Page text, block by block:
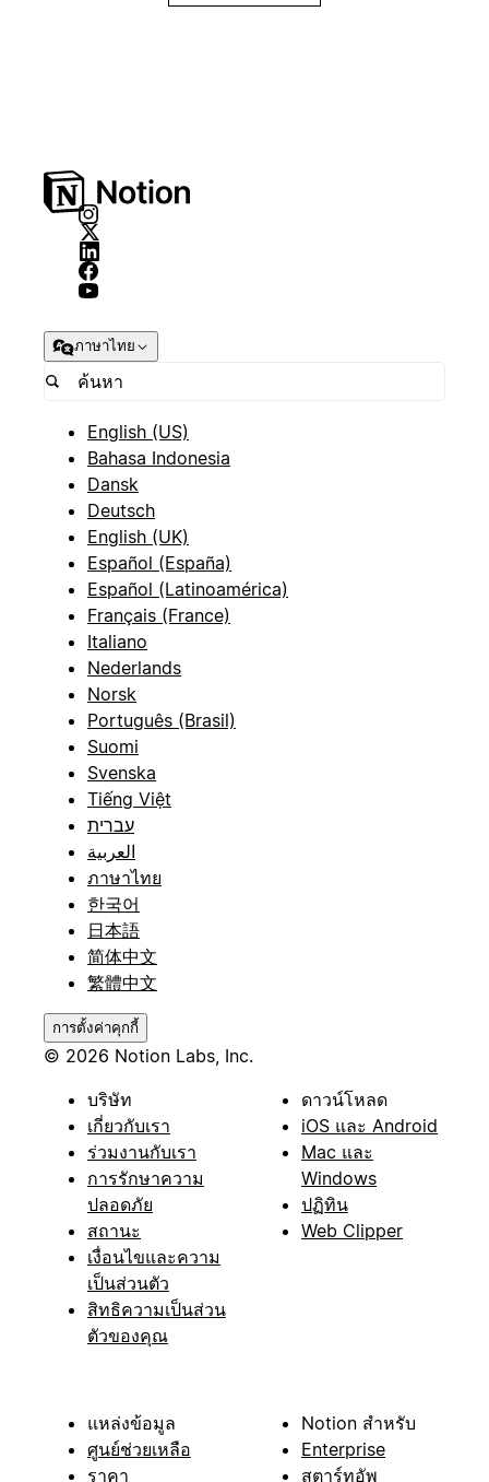
ภาษาไทย
English (US)
Bahasa Indonesia
Dansk
Deutsch
English (UK)
Español (España)
Español (Latinoamérica)
Français (France)
Italiano
Nederlands
Norsk
Português (Brasil)
Suomi
Svenska
Tiếng Việt
עברית
العربية
ภาษาไทย
한국어
日本語
简体中文
繁體中文
การตั้งค่าคุกกี้
© 2026 Notion Labs, Inc.
บริษัท
เกี่ยวกับเรา
ร่วมงานกับเรา
การรักษาความ
ปลอดภัย
สถานะ
เงื่อนไขและความ
เป็นส่วนตัว
สิทธิความเป็นส่วน
ตัวของคุณ
ดาวน์โหลด
iOS และ Android
Mac และ
Windows
ปฏิทิน
Web Clipper
แหล่งข้อมูล
ศูนย์ช่วยเหลือ
ราคา
Notion สำหรับ
Enterprise
สตาร์ทอัพ